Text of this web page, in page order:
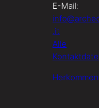
E-Mail:
.it
Alle
Herkommen